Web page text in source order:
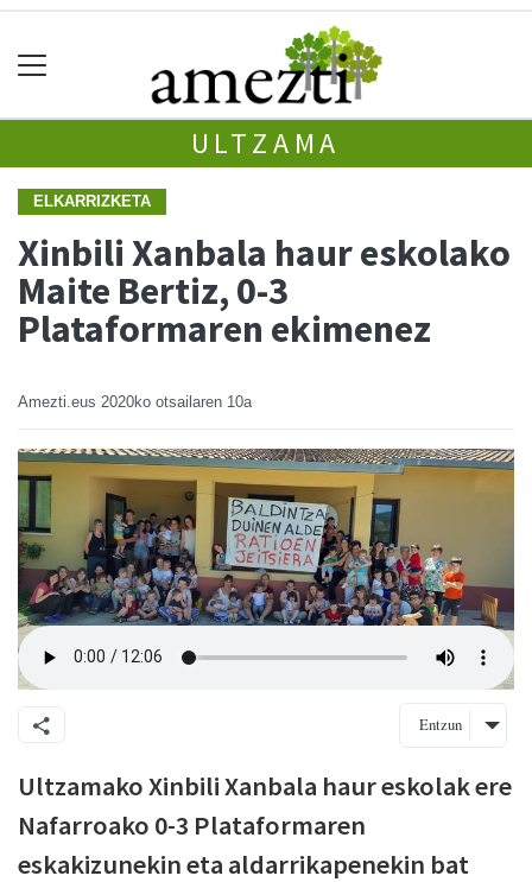
ULTZAMA
ELKARRIZKETA
Xinbili Xanbala haur eskolako
Maite Bertiz, 0-3
Plataformaren ekimenez
Amezti.eus 2020ko otsailaren 10a
Entzun
Ultzamako Xinbili Xanbala haur eskolak ere
Nafarroako 0-3 Plataformaren
eskakizunekin eta aldarrikapenekin bat